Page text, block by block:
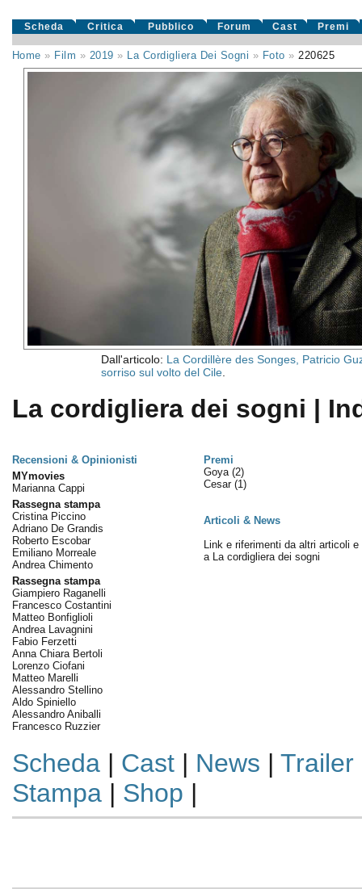
Scheda Critica Pubblico Forum Cast Premi
Home » Film » 2019 » La Cordigliera Dei Sogni » Foto »220625
Dall'articolo: La Cordillère des Songes, Patricio
sorriso sul volto del Cile.
La cordigliera dei sogni |
Recensioni & Opinionisti
Premi
MYmovies
Marianna Cappi
Rassegna stampa
Cristina Piccino
Adriano De Grandis
Roberto Escobar
Emiliano Morreale
Andrea Chimento
Rassegna stampa
Giampiero Raganelli
Francesco Costantini
Matteo Bonfiglioli
Andrea Lavagnini
Fabio Ferzetti
Anna Chiara Bertoli
Lorenzo Ciofani
Matteo Marelli
Alessandro Stellino
Aldo Spiniello
Alessandro Aniballi
Francesco Ruzzier
Goya (2)
Cesar (1)
Articoli & News
Link e riferimenti da altri articoli e
a La cordigliera dei sogni
Scheda| Cast| News | Trailer
Stampa| Shop |